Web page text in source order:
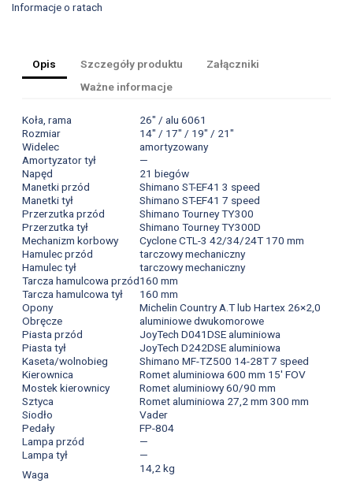
Informacje o ratach
Opis Szczegóły produktu
Załączniki
Ważne informacje
Koła, rama
26" / alu 6061
Rozmiar
14" / 17" / 19" / 21"
Widelec
amortyzowany
Amortyzator tył
—
Napęd
21 biegów
Manetki przód
Shimano ST-EF41 3 speed
Manetki tył
Shimano ST-EF41 7 speed
Przerzutka przód
Shimano Tourney TY300
Przerzutka tył
Shimano Tourney TY300D
Mechanizm korbowy
Cyclone CTL-3 42/34/24T 170 mm
Hamulec przód
tarczowy mechaniczny
Hamulec tył
tarczowy mechaniczny
Tarcza hamulcowa przód160 mm
Tarcza hamulcowa tył
160 mm
Opony
Michelin Country A.T lub Hartex 26×2,0
Obręcze
aluminiowe dwukomorowe
Piasta przód
JoyTech D041DSE aluminiowa
Piasta tył
JoyTech D242DSE aluminiowa
Kaseta/wolnobieg
Shimano MF-TZ500 14-28T 7 speed
Kierownica
Romet aluminiowa 600 mm 15' FOV
Mostek kierownicy
Romet aluminiowy 60/90 mm
Sztyca
Romet aluminiowa 27,2 mm 300 mm
Siodło
Vader
Pedały
FP-804
Lampa przód
—
Lampa tył
—
Waga
14,2 kg